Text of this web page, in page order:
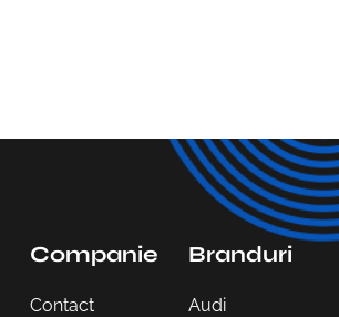
Companie
Contact
Branduri
Audi